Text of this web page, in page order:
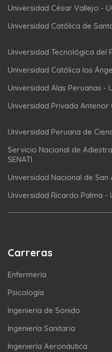
Universidad César Vallejo -
Universidad Católica de
Universidad Tecnológica del
Universidad Católica los
Universidad Alas Peruanas -
Universidad Privada Antenor
Universidad Peruana de
Servicio Nacional de
SENATI
Universidad Nacional de San
Universidad Ricardo Palma -
Carreras
Enfermería
Psicología
Ingeniería de Sonido
Ingeniería Sanitaria
Ingeniería Aeronáutica